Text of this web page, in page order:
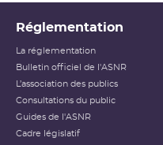
Réglementation
La réglementation
Bulletin officiel de l'ASNR
L’association des publics
Consultations du public
Guides de l'ASNR
Cadre législatif